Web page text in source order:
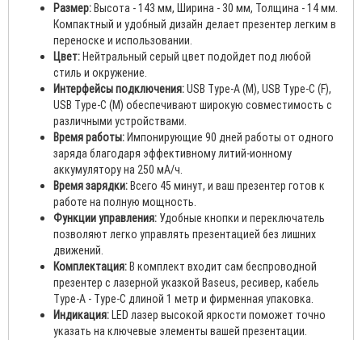
Размер:Высота - 143 мм, Ширина - 30 мм, Толщина - 14 мм.
Компактный и удобный дизайн делает презентер легким в
переноске и использовании.
Цвет:Нейтральный серый цвет подойдет под любой
стиль и окружение.
Интерфейсы подключения:USB Type-A (M), USB Type-C (F),
USB Type-C (M) обеспечивают широкую совместимость с
различными устройствами.
Время работы:Импонирующие 90 дней работы от одного
заряда благодаря эффективному литий-ионному
аккумулятору на 250 мА/ч.
Время зарядки:Всего 45 минут, и ваш презентер готов к
работе на полную мощность.
Функции управления: Удобные кнопки и переключатель
позволяют легко управлять презентацией без лишних
движений.
Комплектация:В комплект входит сам беспроводной
презентер с лазерной указкой Baseus, ресивер, кабель
Type-A - Type-C длиной 1 метр и фирменная упаковка.
Индикация:LED лазер высокой яркости поможет точно
указать на ключевые элементы вашей презентации.